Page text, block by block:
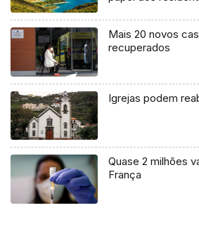
Mais 20 novos
recuperados
Igrejas podem
Quase 2 milhões
França